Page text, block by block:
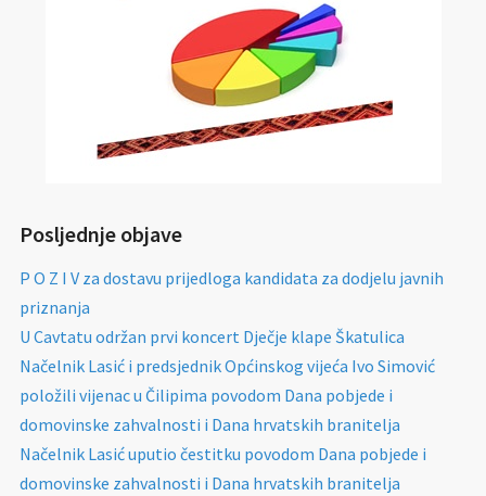
Posljednje objave
P O Z I V za dostavu prijedloga kandidata za dodjelu javnih
priznanja
U Cavtatu održan prvi koncert Dječje klape Škatulica
Načelnik Lasić i predsjednik Općinskog vijeća Ivo Simović
položili vijenac u Čilipima povodom Dana pobjede i
domovinske zahvalnosti i Dana hrvatskih branitelja
Načelnik Lasić uputio čestitku povodom Dana pobjede i
domovinske zahvalnosti i Dana hrvatskih branitelja